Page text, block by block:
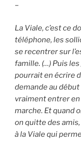
–
La Viale, c’est ce
téléphone, les
se recentrer sur
famille. (…) Puis
pourrait en écrire
demande au début
vraiment entrer
marche. Et quand
on quitte des amis,
à la Viale qui